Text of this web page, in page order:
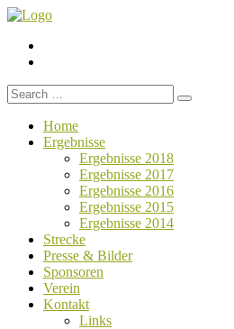
Search
for:
Home
Ergebnisse
Ergebnisse 2018
Ergebnisse 2017
Ergebnisse 2016
Ergebnisse 2015
Ergebnisse 2014
Strecke
Presse & Bilder
Sponsoren
Verein
Kontakt
Links